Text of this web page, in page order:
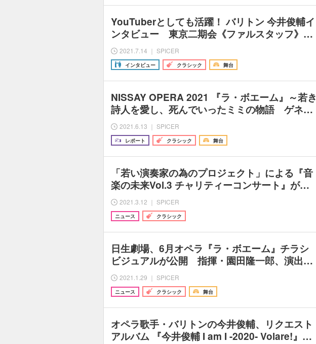
YouTuberとしても活躍！ バリトン 今井俊輔イ
ンタビュー 東京二期会《ファルスタッフ》…
2021.7.14 ｜ SPICER
インタビュー クラシック 舞台
NISSAY OPERA 2021 『ラ・ボエーム』～若き
詩人を愛し、死んでいったミミの物語 ゲネ…
2021.6.13 ｜ SPICER
レポート クラシック 舞台
「若い演奏家の為のプロジェクト」による『音
楽の未来Vol.3 チャリティーコンサート』が…
2021.3.12 ｜ SPICER
ニュース クラシック
日生劇場、6月オペラ『ラ・ボエーム』チラシ
ビジュアルが公開 指揮・園田隆一郎、演出…
2021.1.29 ｜ SPICER
ニュース クラシック 舞台
オペラ歌手・バリトンの今井俊輔、リクエスト
アルバム 『今井俊輔 I am I -2020- Volare!』…